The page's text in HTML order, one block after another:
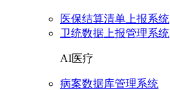
医保结算清单上报系统
卫统数据上报管理系统
AI医疗
病案数据库管理系统